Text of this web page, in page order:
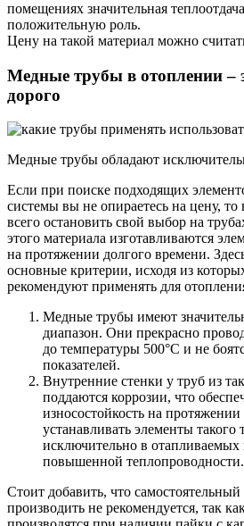
помещениях значительная
положительную роль.
Цену на такой материал можно
Медные трубы в отоплении –
дорого
Медные трубы обладают
Если при поиске подходящих
системы вы не опираетесь на цену,
всего остановить свой выбор на
этого материала изготавливаются
на протяжении долгого времени.
основные критерии, исходя из
рекомендуют применять для
Медные трубы имеют
диапазон. Они прекрасно
до температуры 500°С и не
показателей.
Внутренние стенки у труб из
поддаются коррозии, что
износостойкость на
устанавливать элементы такого
исключительно в отапливаемых
повышенной теплопроводности.
Стоит добавить, что
производить не рекомендуется, так